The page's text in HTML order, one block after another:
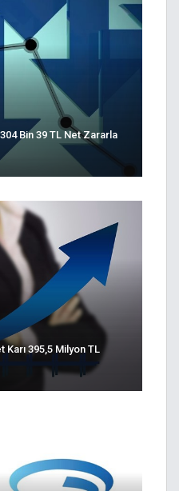
Bin 39 TL Net Zararla
Karı 395,5 Milyon TL